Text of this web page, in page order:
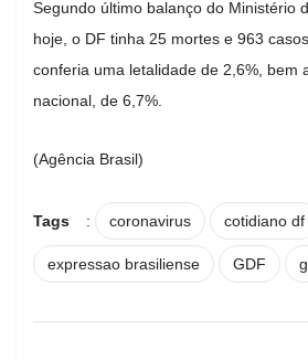
Segundo último balanço do Ministério
hoje, o DF tinha 25 mortes e 963
conferia uma letalidade de 2,6%, bem
nacional, de 6,7%.
(Agência Brasil)
Tags : coronavirus cotidiano df
expressao brasiliense GDF